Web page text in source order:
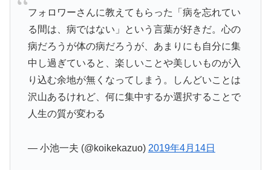
フォロワーさんに教えてもらった「病を忘れてい
る間は、病ではない」という言葉が好きだ。心の
病だろうが体の病だろうが、あまりにも自分に集
中し過ぎていると、楽しいことや美しいものが入
り込む余地が無くなってしまう。しんどいことは
沢山あるけれど、何に集中するか選択することで
人生の質が変わる
— 小池一夫 (@koikekazuo) 2019年4月14日